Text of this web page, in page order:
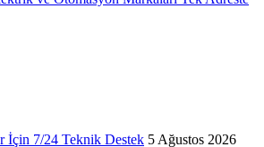
İçin 7/24 Teknik Destek 5 Ağustos 2026